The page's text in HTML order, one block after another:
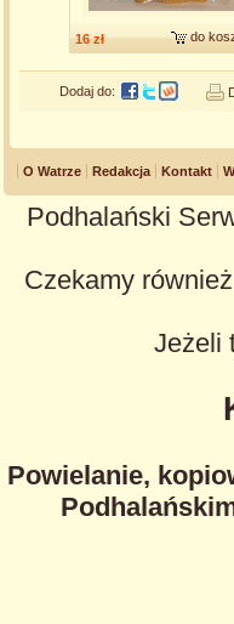
16 zł do
Dodaj do:
O Watrze Redakcja Kontakt
Podhalański
Czekamy
Jeżeli
Powielanie,